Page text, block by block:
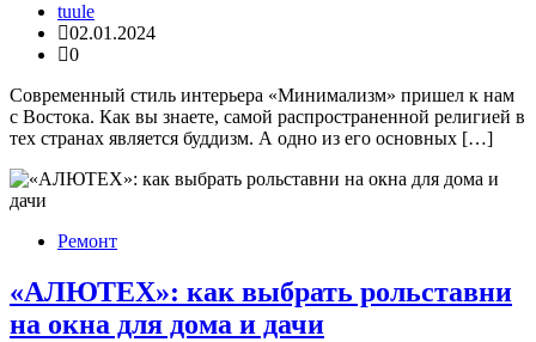
tuule
02.01.2024
0
Современный стиль интерьера «Минимализм» пришел к нам
с Востока. Как вы знаете, самой распространенной религией в
тех странах является буддизм. А одно из его основных […]
Ремонт
«АЛЮТЕХ»: как выбрать рольставни
на окна для дома и дачи